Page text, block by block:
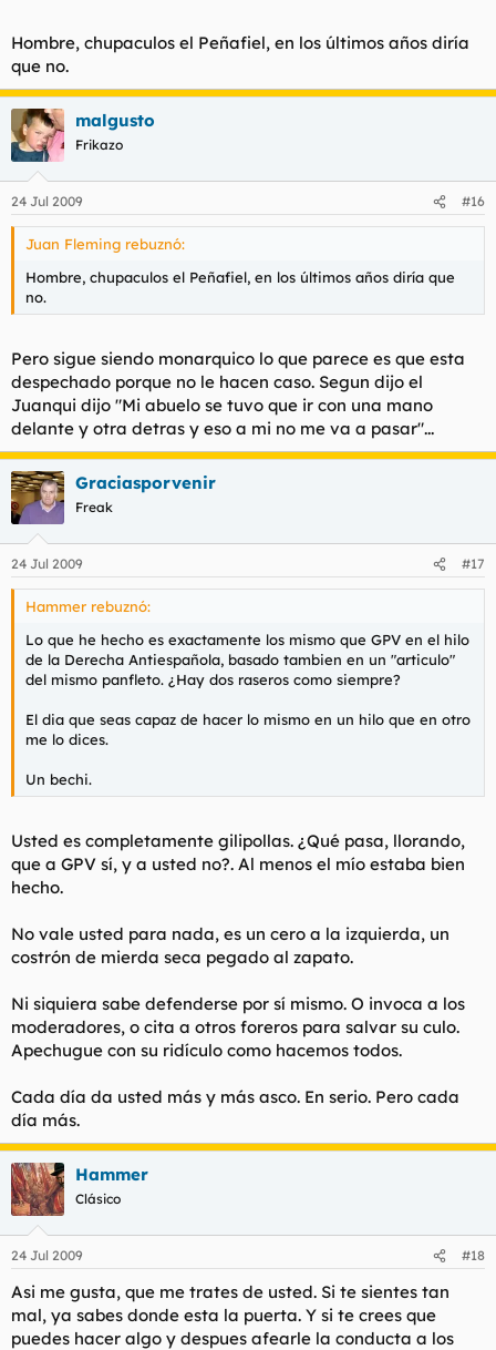
Hombre, chupaculos el Peñafiel, en los últimos años diría
que no.
malgusto
Frikazo
24 Jul 2009 #16
Juan Fleming rebuznó:
Hombre, chupaculos el Peñafiel, en los últimos años diría que
no.
Pero sigue siendo monarquico lo que parece es que esta
despechado porque no le hacen caso. Segun dijo el
Juanqui dijo "Mi abuelo se tuvo que ir con una mano
delante y otra detras y eso a mi no me va a pasar"...
Graciasporvenir
Freak
24 Jul 2009 #17
Hammer rebuznó:
Lo que he hecho es exactamente los mismo que GPV en el hilo
de la Derecha Antiespañola, basado tambien en un "articulo"
del mismo panfleto. ¿Hay dos raseros como siempre?
El dia que seas capaz de hacer lo mismo en un hilo que en otro
me lo dices.
Un bechi.
Usted es completamente gilipollas. ¿Qué pasa, llorando,
que a GPV sí, y a usted no?. Al menos el mío estaba bien
hecho.
No vale usted para nada, es un cero a la izquierda, un
costrón de mierda seca pegado al zapato.
Ni siquiera sabe defenderse por sí mismo. O invoca a los
moderadores, o cita a otros foreros para salvar su culo.
Apechugue con su ridículo como hacemos todos.
Cada día da usted más y más asco. En serio. Pero cada
día más.
Hammer
Clásico
24 Jul 2009 #18
Asi me gusta, que me trates de usted. Si te sientes tan
mal, ya sabes donde esta la puerta. Y si te crees que
puedes hacer algo y despues afearle la conducta a los